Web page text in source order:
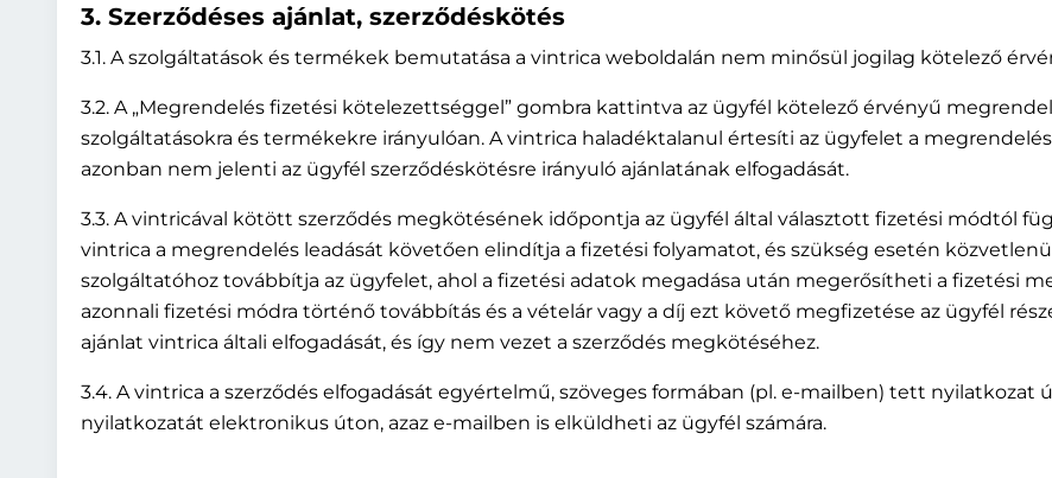
3. Szerződéses ajánlat, szerződéskötés
3.1. A szolgáltatások és termékek bemutatása a vintrica weboldalán nem minősül jogilag kötelező
3.2. A „Megrendelés fizetési kötelezettséggel” gombra kattintva az ügyfél kötelező érvényű
szolgáltatásokra és termékekre irányulóan. A vintrica haladéktalanul értesíti az ügyfelet a
azonban nem jelenti az ügyfél szerződéskötésre irányuló ajánlatának elfogadását.
3.3. A vintricával kötött szerződés megkötésének időpontja az ügyfél által választott fizetési módtól
vintrica a megrendelés leadását követően elindítja a fizetési folyamatot, és szükség esetén
szolgáltatóhoz továbbítja az ügyfelet, ahol a fizetési adatok megadása után megerősítheti a fizetési
azonnali fizetési módra történő továbbítás és a vételár vagy a díj ezt követő megfizetése az ügyfél
ajánlat vintrica általi elfogadását, és így nem vezet a szerződés megkötéséhez.
3.4. A vintrica a szerződés elfogadását egyértelmű, szöveges formában (pl. e-mailben) tett nyilatkozat
nyilatkozatát elektronikus úton, azaz e-mailben is elküldheti az ügyfél számára.